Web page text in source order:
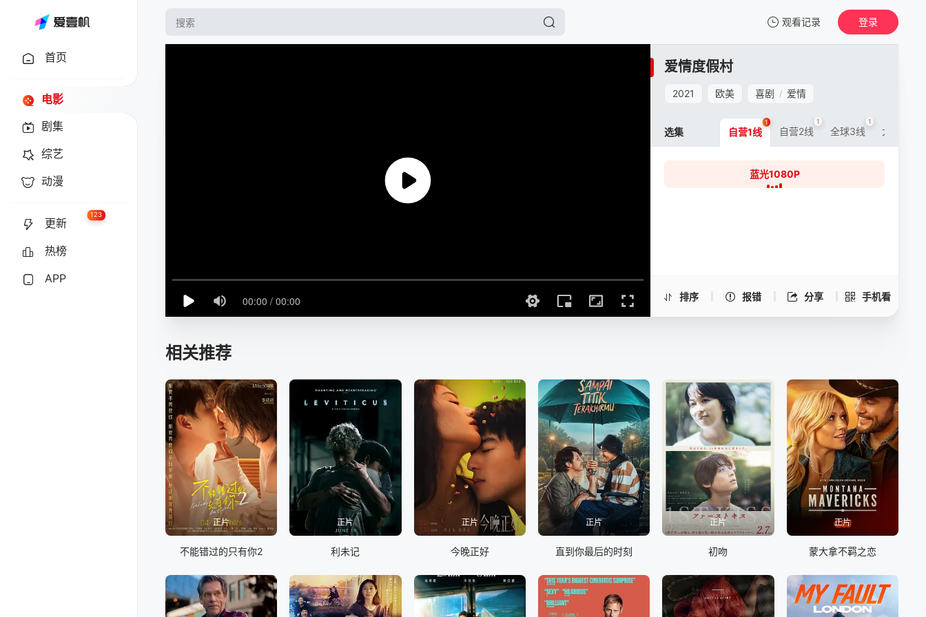
观看记录
我的观影记录
登录
首页
电影
剧集
综艺
动漫
更新
123
热榜
APP
爱情度假村
2021 欧美 喜剧 / 爱情
排序 报错 分享 手机看
爱情度假村 -蓝光1080P
选集 自营1线
1
自营2线
1
全球3线
1
大陆5线
蓝光1080P
相关推荐
正片
不能错过的只有你2
正片
利未记
正片
今晚正好
正片
直到你最后的时刻
正片
初吻
正片
蒙大拿不羁之恋